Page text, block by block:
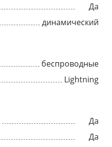
Да
динамический
беспроводные
Lightning
Да
Да